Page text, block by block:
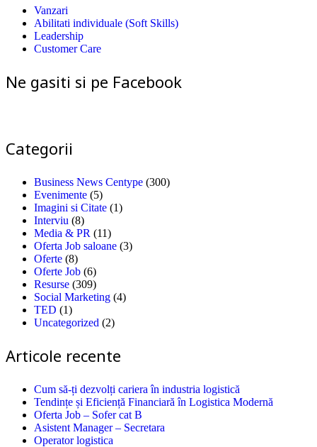
Vanzari
Abilitati individuale (Soft Skills)
Leadership
Customer Care
Ne gasiti si pe Facebook
Categorii
Business News Centype (300)
Evenimente (5)
Imagini si Citate (1)
Interviu (8)
Media & PR (11)
Oferta Job saloane (3)
Oferte (8)
Oferte Job (6)
Resurse (309)
Social Marketing (4)
TED (1)
Uncategorized (2)
Articole recente
Cum să-ți dezvolți cariera în industria logistică
Tendințe și Eficiență Financiară în Logistica Modernă
Oferta Job – Sofer cat B
Asistent Manager – Secretara
Operator logistica